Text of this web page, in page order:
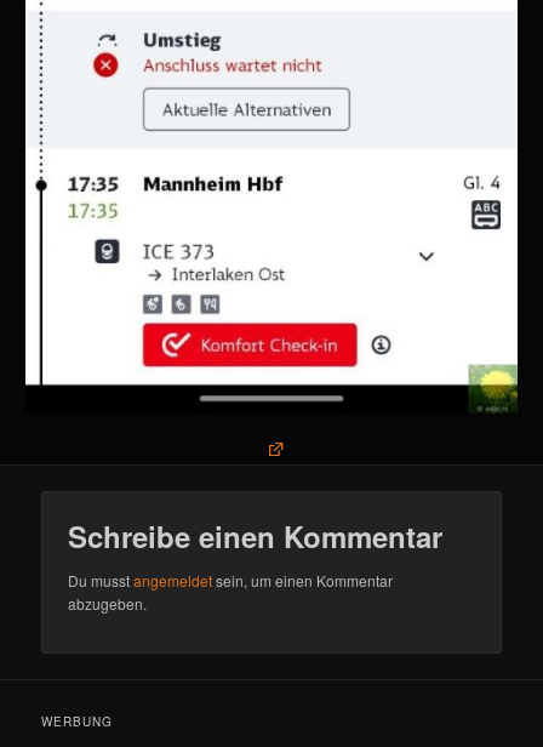
Schreibe einen Kommentar
Du musstangemeldetsein, um einen Kommentar
abzugeben.
WERBUNG